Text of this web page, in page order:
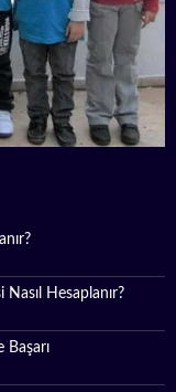
Hesaplanır?
Başarı